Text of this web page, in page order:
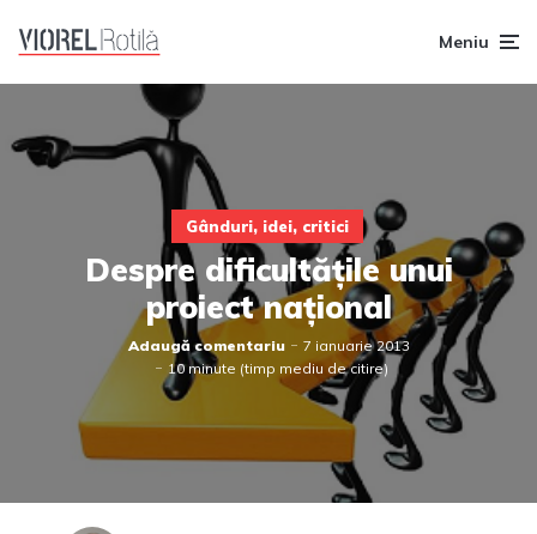
Meniu
Gânduri, idei, critici
Despre dificultățile unui
proiect național
Adaugă comentariu
7 ianuarie 2013
10 minute (timp mediu de citire)